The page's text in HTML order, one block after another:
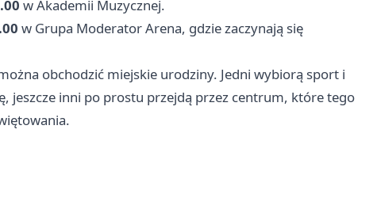
w Akademii Muzycznej.
w Grupa Moderator Arena, gdzie zaczynają się
obchodzić miejskie urodziny. Jedni wybiorą sport i
jeszcze inni po prostu przejdą przez centrum, które tego